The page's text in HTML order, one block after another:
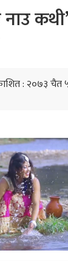
नाउ
: २०७३ चैत